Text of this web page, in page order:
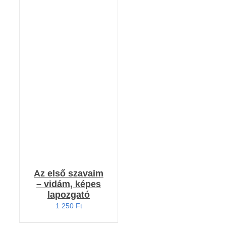
Az első szavaim
– vidám, képes
lapozgató
1 250 Ft